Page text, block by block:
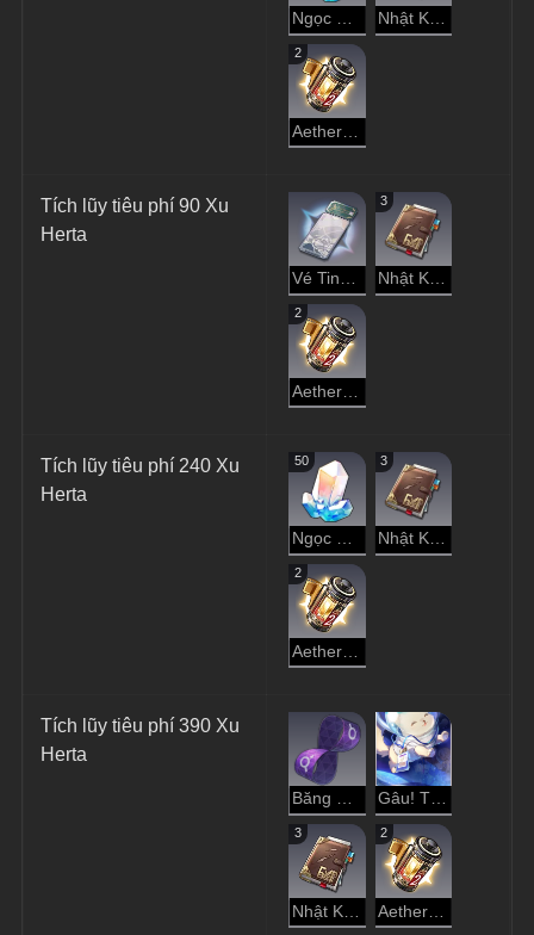
Ngọc Ánh Sao Nhật Ký Thám Hiểm
2
Aether Cô Đặc
Tích lũy tiêu phí 90 Xu
Herta
Vé Tinh Cầu
3
Nhật Ký Thám Hiểm
2
Aether Cô Đặc
Tích lũy tiêu phí 240 Xu
Herta
50
Ngọc Ánh Sao
3
Nhật Ký Thám Hiểm
2
Aether Cô Đặc
Tích lũy tiêu phí 390 Xu
Herta
Băng Quà Tặng Gâu! Thời Gian Tản Bộ
3
Nhật Ký Thám Hiểm
2
Aether Cô Đặc